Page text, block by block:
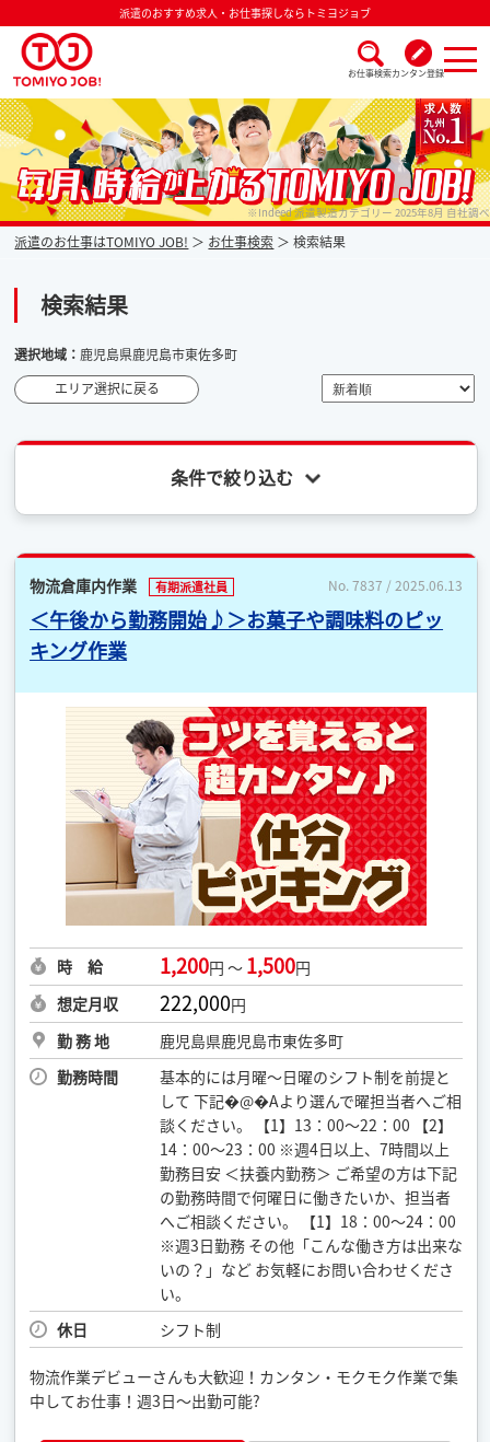
派遣のおすすめ求人・お仕事探しならトミヨジョブ
お仕事検索カンタン登録
派遣なら毎月時給が上がるトミヨジョブ ※Indeed 派遣製造カテゴリー 2025年8月 自社調べ
派遣のお仕事はTOMIYO JOB! お仕事検索 検索結果
検索結果
選択地域：鹿児島県鹿児島市東佐多町
エリア選択に戻る
条件で絞り込む
物流倉庫内作業 有期派遣社員 No. 7837 / 2025.06.13
＜午後から勤務開始♪＞お菓子や調味料のピッ
キング作業
時 給 1,200円 ～ 1,500円
想定月収
222,000円
勤 務 地
鹿児島県鹿児島市東佐多町
勤務時間
基本的には月曜〜日曜のシフト制を前提と
して 下記�@�Aより選んで曜担当者へご相
談ください。 【1】13：00〜22：00 【2】
14：00〜23：00 ※週4日以上、7時間以上
勤務目安 ＜扶養内勤務＞ ご希望の方は下記
の勤務時間で何曜日に働きたいか、担当者
へご相談ください。 【1】18：00〜24：00
※週3日勤務 その他「こんな働き方は出来な
いの？」など お気軽にお問い合わせくださ
い。
休日
シフト制
物流作業デビューさんも大歓迎！カンタン・モクモク作業で集
中してお仕事！週3日〜出勤可能?